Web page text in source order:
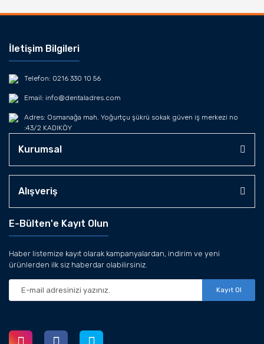
İletişim Bilgileri
Telefon: 0216 330 10 56
Email: info@dentaladres.com
Adres: Osmanağa mah. Yoğurtçu şükrü sokak güven iş merkezi no
:43/2 KADIKÖY
Kurumsal
Alışveriş
E-Bülten'e Kayıt Olun
Haber listemize kayıt olarak kampanyalardan, indirim ve yeni
ürünlerden ilk siz haberdar olabilirsiniz.
Kayıt Ol